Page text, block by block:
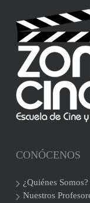
CONÓCENOS
¿Quiénes Somos?
Nuestros